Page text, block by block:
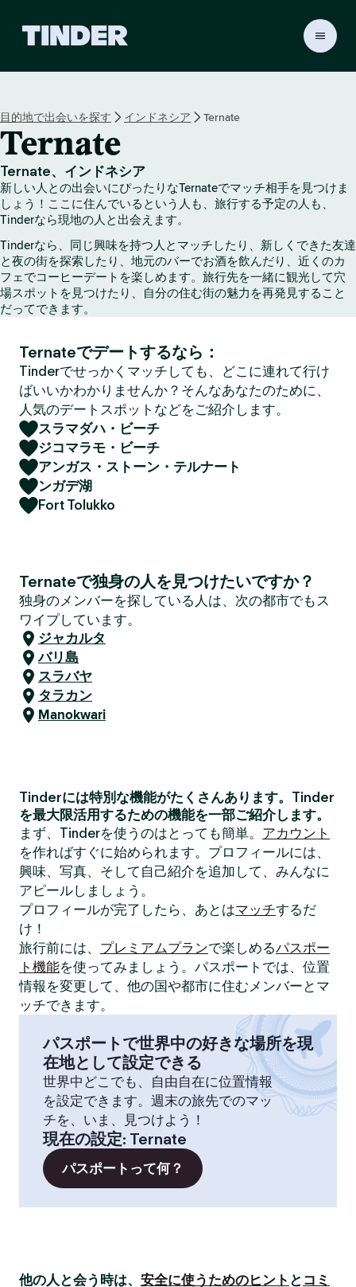
r
ム
ペ
ー
ジ
目的地で出会いを探す インドネシア Ternate
Ternate
Ternate、インドネシア
新しい人との出会いにぴったりなTernateでマッチ相手を見つけま
しょう！ここに住んでいるという人も、旅行する予定の人も、
Tinderなら現地の人と出会えます。
Tinderなら、同じ興味を持つ人とマッチしたり、新しくできた友達
と夜の街を探索したり、地元のバーでお酒を飲んだり、近くのカ
フェでコーヒーデートを楽しめます。旅行先を一緒に観光して穴
場スポットを見つけたり、自分の住む街の魅力を再発見すること
だってできます。
Ternateでデートするなら：
Tinderでせっかくマッチしても、どこに連れて行け
ばいいかわかりませんか？そんなあなたのために、
人気のデートスポットなどをご紹介します。
スラマダハ・ビーチ
ジコマラモ・ビーチ
アンガス・ストーン・テルナート
ンガデ湖
Fort Tolukko
Ternateで独身の人を見つけたいですか？
独身のメンバーを探している人は、次の都市でもス
ワイプしています。
ジャカルタ
バリ島
スラバヤ
タラカン
Manokwari
Tinderには特別な機能がたくさんあります。Tinder
を最大限活用するための機能を一部ご紹介します。
まず、Tinderを使うのはとっても簡単。 アカウント
を作ればすぐに始められます。プロフィールには、
興味、写真、そして自己紹介を追加して、みんなに
アピールしましょう。
プロフィールが完了したら、あとはマッチするだ
け！
旅行前には、 プレミアムプランで楽しめるパスポー
ト機能を使ってみましょう。パスポートでは、位置
情報を変更して、他の国や都市に住むメンバーとマ
ッチできます。
パスポートで世界中の好きな場所を現
在地として設定できる
世界中どこでも、自由自在に位置情報
を設定できます。週末の旅先でのマッ
チを、いま、見つけよう！
現在の設定: Ternate
パスポートって何？
他の人と会う時は、 安全に使うためのヒント と コミ